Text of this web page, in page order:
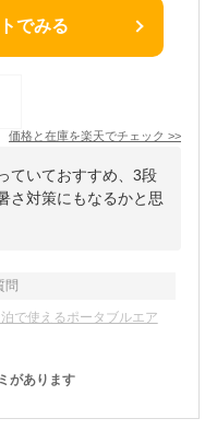
でみる
価格と在庫を楽天でチェック >>
ていておすすめ、3段
さ対策にもなるかと思
問
で使えるポータブルエア
があります